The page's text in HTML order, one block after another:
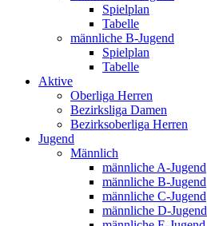
Spielplan
Tabelle
männliche B-Jugend
Spielplan
Tabelle
Aktive
Oberliga Herren
Bezirksliga Damen
Bezirksoberliga Herren
Jugend
Männlich
männliche A-Jugend
männliche B-Jugend
männliche C-Jugend
männliche D-Jugend